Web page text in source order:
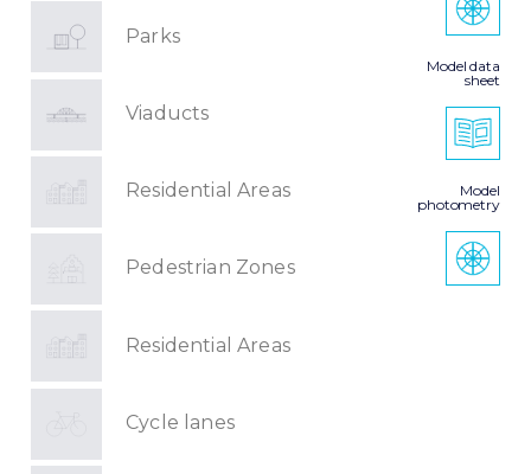
Parks
Viaducts
Residential Areas
Pedestrian Zones
Residential Areas
Cycle lanes
Model data
sheet
Model
photometry